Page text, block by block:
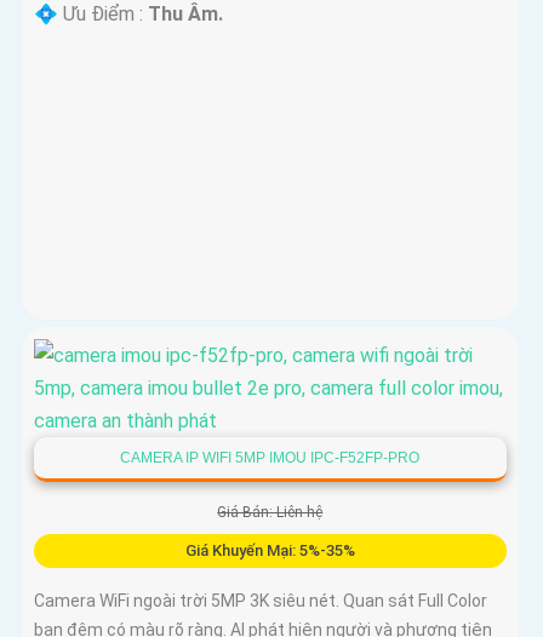
️💠 Ưu Điểm : Thu Âm.
CAMERA IP WIFI 5MP IMOU IPC-F52FP-PRO
Giá Bán: Liên hệ
Giá Khuyến Mại: 5%-35%
Camera WiFi ngoài trời 5MP 3K siêu nét. Quan sát Full Color
ban đêm có màu rõ ràng. AI phát hiện người và phương tiện